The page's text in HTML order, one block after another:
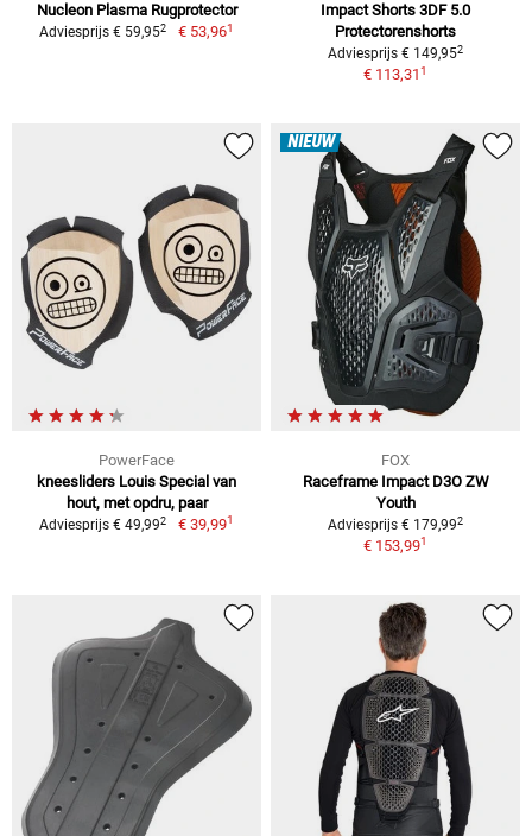
Nucleon Plasma Rugprotector
Adviesprijs € 59,952 € 53,961
Impact Shorts 3DF 5.0
Protectorenshorts
Adviesprijs € 149,952
€ 113,311
PowerFace
kneesliders Louis Special van
hout, met opdru, paar
Adviesprijs € 49,992 € 39,991
NIEUW
FOX
Raceframe Impact D3O ZW
Youth
Adviesprijs € 179,992
€ 153,991